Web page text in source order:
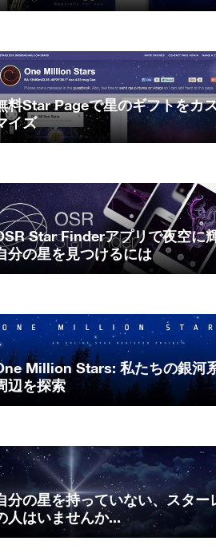
料Star Pageで星のギフトをカ
イズ
Star Finderアプリで夜空に
分の星を見つけるには
Million Stars: 私たちの銀河
辺を探索
分の星を持っていない、スター
人はいませんか...